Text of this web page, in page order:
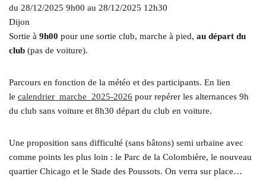
du 28/12/2025 9h00 au 28/12/2025 12h30
Dijon
Sortie à 9h00 pour une sortie club, marche à pied, au départ du
club (pas de voiture).
Parcours en fonction de la météo et des participants. En lien
le calendrier_marche_2025-2026 pour repérer les alternances 9h
du club sans voiture et 8h30 départ du club en voiture.
Une proposition sans difficulté (sans bâtons) semi urbaine avec
comme points les plus loin : le Parc de la Colombière, le nouveau
quartier Chicago et le Stade des Poussots. On verra sur place…